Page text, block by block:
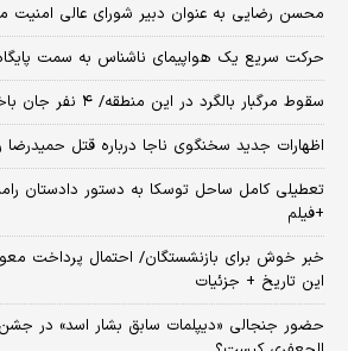
محسن رضایی به عنوان دبیر شورای عالی
حرکت سریع یک هواپیمای ناشناس به سمت
سقوط مرگبار بالگرد در این منطقه/ ۴ نفر جان باختند
اظهارات جدید سخنگوی ناجا درباره قتل حمیدرضا
تعطیلی کامل ساحل توسکا به دستور دادستان
+فیلم
خبر خوش برای بازنشستگان/ احتمال پرداخت
این تاریخ + جزئیات
حضور جنجالی «دیپلمات سابق بشار اسد» در